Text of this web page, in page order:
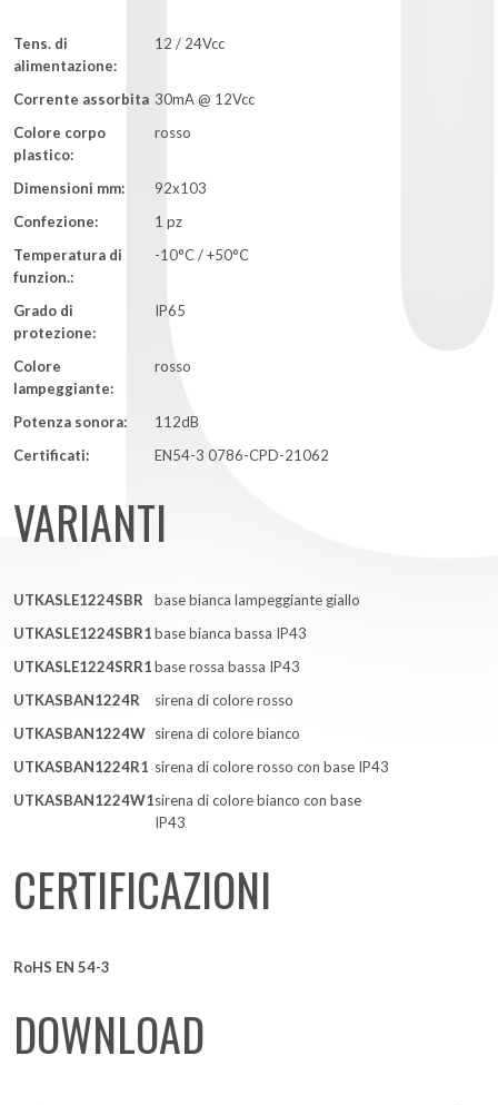
Tens. di
alimentazione:
12 / 24Vcc
Corrente assorbita 30mA @ 12Vcc
Colore corpo
plastico:
rosso
Dimensioni mm:
92x103
Confezione:
1 pz
Temperatura di
funzion.:
-10°C / +50°C
Grado di
protezione:
IP65
Colore
lampeggiante:
rosso
Potenza sonora:
112dB
Certificati:
EN54-3 0786-CPD-21062
VARIANTI
UTKASLE1224SBR
base bianca lampeggiante giallo
UTKASLE1224SBR1base bianca bassa IP43
UTKASLE1224SRR1base rossa bassa IP43
UTKASBAN1224R
sirena di colore rosso
UTKASBAN1224W sirena di colore bianco
UTKASBAN1224R1 sirena di colore rosso con base IP43
UTKASBAN1224W1sirena di colore bianco con base
IP43
CERTIFICAZIONI
RoHS EN 54-3
DOWNLOAD